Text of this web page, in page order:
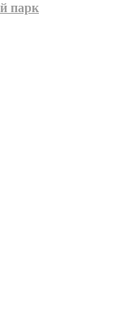
парк